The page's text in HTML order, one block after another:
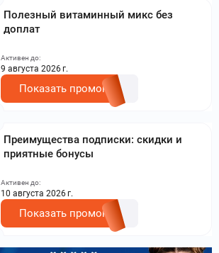
Полезный витаминный микс без
доплат
Активен до:
9 августа 2026 г.
Показать промокод
Преимущества подписки: скидки и
приятные бонусы
Активен до:
10 августа 2026 г.
Показать промокод